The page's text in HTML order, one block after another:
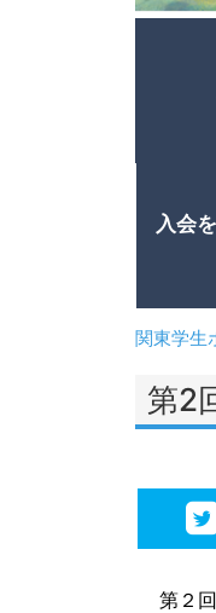
入会
関東学生
第2
第２